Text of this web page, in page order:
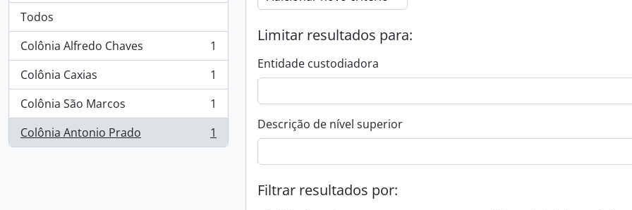
Todos
Colônia Alfredo Chaves
, 1 resultados
1
Colônia Caxias
, 1 resultados
1
Colônia São Marcos
, 1 resultados
1
Colônia Antonio Prado
, 1 resultados 1
Limitar resultados para:
Entidade custodiadora
Descrição de nível superior
Filtrar resultados por: